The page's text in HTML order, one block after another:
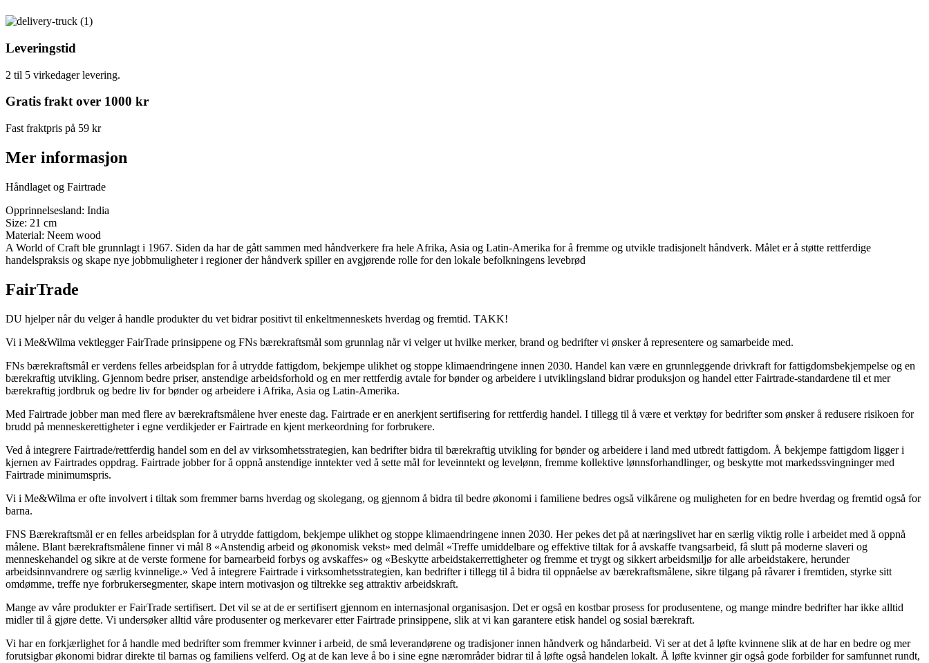
treredskap
Leveringstid
2 til 5 virkedager levering.
Gratis frakt over 1000 kr
Fast fraktpris på 59 kr
Mer informasjon
Håndlaget og Fairtrade
Opprinnelsesland: India
Size: 21 cm
Material: Neem wood
A World of Craft ble grunnlagt i 1967. Siden da har de gått sammen med håndverkere fra hele Afrika, Asia og Latin-Amerika for å fremme og utvikle tradisjonelt håndverk. Målet er å støtte rettferdige
handelspraksis og skape nye jobbmuligheter i regioner der håndverk spiller en avgjørende rolle for den lokale befolkningens levebrød
FairTrade
DU hjelper når du velger å handle produkter du vet bidrar positivt til enkeltmenneskets hverdag og fremtid. TAKK!
Vi i Me&Wilma vektlegger FairTrade prinsippene og FNs bærekraftsmål som grunnlag når vi velger ut hvilke merker, brand og bedrifter vi ønsker å representere og samarbeide med.
FNs bærekraftsmål er verdens felles arbeidsplan for å utrydde fattigdom, bekjempe ulikhet og stoppe klimaendringene innen 2030. Handel kan være en grunnleggende drivkraft for fattigdomsbekjempelse og en
bærekraftig utvikling. Gjennom bedre priser, anstendige arbeidsforhold og en mer rettferdig avtale for bønder og arbeidere i utviklingsland bidrar produksjon og handel etter Fairtrade-standardene til et mer
bærekraftig jordbruk og bedre liv for bønder og arbeidere i Afrika, Asia og Latin-Amerika.
Med Fairtrade jobber man med flere av bærekraftsmålene hver eneste dag. Fairtrade er en anerkjent sertifisering for rettferdig handel. I tillegg til å være et verktøy for bedrifter som ønsker å redusere risikoen for
brudd på menneskerettigheter i egne verdikjeder er Fairtrade en kjent merkeordning for forbrukere.
Ved å integrere Fairtrade/rettferdig handel som en del av virksomhetsstrategien, kan bedrifter bidra til bærekraftig utvikling for bønder og arbeidere i land med utbredt fattigdom. Å bekjempe fattigdom ligger i
kjernen av Fairtrades oppdrag. Fairtrade jobber for å oppnå anstendige inntekter ved å sette mål for leveinntekt og levelønn, fremme kollektive lønnsforhandlinger, og beskytte mot markedssvingninger med
Fairtrade minimumspris.
Vi i Me&Wilma er ofte involvert i tiltak som fremmer barns hverdag og skolegang, og gjennom å bidra til bedre økonomi i familiene bedres også vilkårene og muligheten for en bedre hverdag og fremtid også for
barna.
FNS Bærekraftsmål er en felles arbeidsplan for å utrydde fattigdom, bekjempe ulikhet og stoppe klimaendringene innen 2030. Her pekes det på at næringslivet har en særlig viktig rolle i arbeidet med å oppnå
målene. Blant bærekraftsmålene finner vi mål 8 «Anstendig arbeid og økonomisk vekst» med delmål «Treffe umiddelbare og effektive tiltak for å avskaffe tvangsarbeid, få slutt på moderne slaveri og
menneskehandel og sikre at de verste formene for barnearbeid forbys og avskaffes» og «Beskytte arbeidstakerrettigheter og fremme et trygt og sikkert arbeidsmiljø for alle arbeidstakere, herunder
arbeidsinnvandrere og særlig kvinnelige.» Ved å integrere Fairtrade i virksomhetsstrategien, kan bedrifter i tillegg til å bidra til oppnåelse av bærekraftsmålene, sikre tilgang på råvarer i fremtiden, styrke sitt
omdømme, treffe nye forbrukersegmenter, skape intern motivasjon og tiltrekke seg attraktiv arbeidskraft.
Mange av våre produkter er FairTrade sertifisert. Det vil se at de er sertifisert gjennom en internasjonal organisasjon. Det er også en kostbar prosess for produsentene, og mange mindre bedrifter har ikke alltid
midler til å gjøre dette. Vi undersøker alltid våre produsenter og merkevarer etter Fairtrade prinsippene, slik at vi kan garantere etisk handel og sosial bærekraft.
Vi har en forkjærlighet for å handle med bedrifter som fremmer kvinner i arbeid, de små leverandørene og tradisjoner innen håndverk og håndarbeid. Vi ser at det å løfte kvinnene slik at de har en bedre og mer
forutsigbar økonomi bidrar direkte til barnas og familiens velferd. Og at de kan leve å bo i sine egne nærområder bidrar til å løfte også handelen lokalt. Å løfte kvinner gir også gode forbilder for samfunnet rundt,